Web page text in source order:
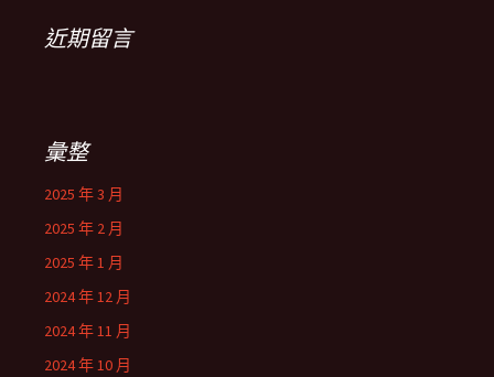
近期留言
彙整
2025 年 3 月
2025 年 2 月
2025 年 1 月
2024 年 12 月
2024 年 11 月
2024 年 10 月